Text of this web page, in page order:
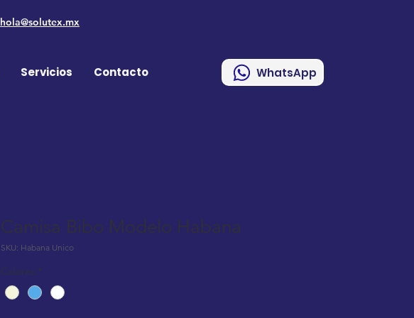
hola@solutex.mx
Servicios Contacto WhatsApp
Camisa Bibo Modelo Habana
SKU: Habana Unico
Colores *